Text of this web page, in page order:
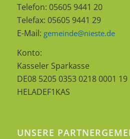
Telefon: 05605 9441 20
Telefax: 05605 9441 29
E-Mail: gemeinde@nieste.de
Konto:
Kasseler Sparkasse
DE08 5205 0353 0218 0001 19
HELADEF1KAS
UNSERE